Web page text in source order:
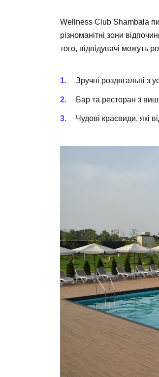
Wellness Club Shambala
різноманітні зони
того, відвідувачі можуть
Зручні роздягальні з
Бар та ресторан з
Чудові краєвиди, які